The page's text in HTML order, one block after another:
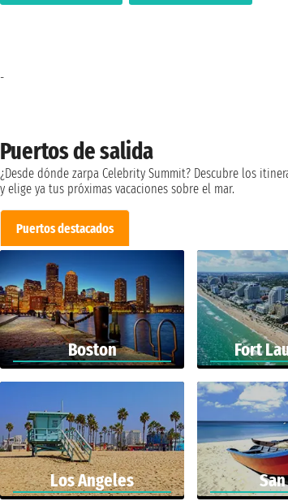
Puertos de salida
¿Desde dónde zarpa Celebrity Summit? Descubre los
y elige ya tus próximas vacaciones sobre el mar.
Puertos destacados
Boston Fort
Los Angeles
-